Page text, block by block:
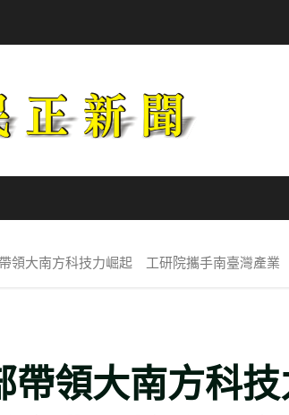
領大南方科技力崛起 工研院攜手南臺灣產
帶領大南方科